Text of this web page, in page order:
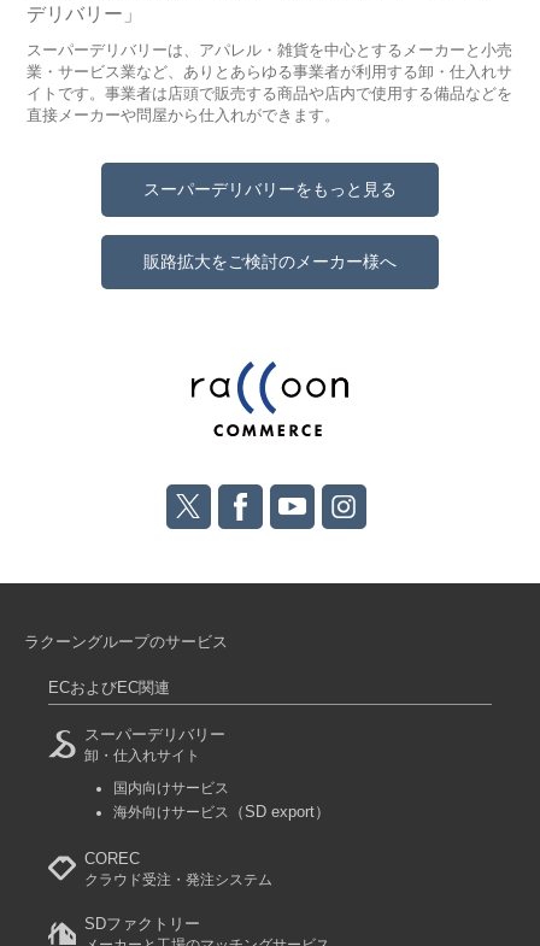
デリバリー」
スーパーデリバリーは、アパレル・雑貨を中心とするメーカーと小売
業・サービス業など、ありとあらゆる事業者が利用する卸・仕入れサ
イトです。事業者は店頭で販売する商品や店内で使用する備品などを
直接メーカーや問屋から仕入れができます。
スーパーデリバリーをもっと見る
販路拡大をご検討のメーカー様へ
ラクーングループのサービス
ECおよびEC関連
スーパーデリバリー
卸・仕入れサイト
国内向けサービス
海外向けサービス
（SD export）
COREC
クラウド受注・発注システム
SDファクトリー